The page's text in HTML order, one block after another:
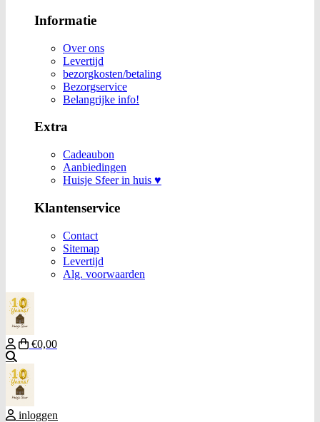
Informatie
Over ons
Levertijd
bezorgkosten/betaling
Bezorgservice
Belangrijke info!
Extra
Cadeaubon
Aanbiedingen
Huisje Sfeer in huis ♥
Klantenservice
Contact
Sitemap
Levertijd
Alg. voorwaarden
€0,00
inloggen